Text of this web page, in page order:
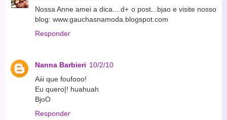
Nossa Anne amei a dica....d+ o post...bjao e visite nosso
blog: www.gauchasnamoda.blogspot.com
Responder
Nanna Barbieri 10/2/10
Aiii que foufooo!
Eu quero|! huahuah
BjoO
Responder